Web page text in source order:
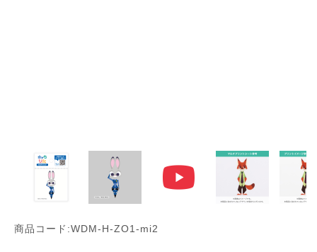
商品コード:WDM-H-ZO1-mi2